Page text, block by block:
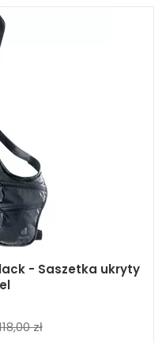
- Saszetka ukryty
zł